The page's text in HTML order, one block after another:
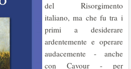
del Risorgimento
italiano, ma che fu tra i
primi a desiderare
ardentemente e operare
audacemente - anche
con Cavour - per